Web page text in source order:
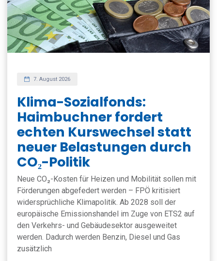
7. August 2026
Klima-Sozialfonds:
Haimbuchner fordert
echten Kurswechsel statt
neuer Belastungen durch
CO₂-Politik
Neue CO₂-Kosten für Heizen und Mobilität sollen mit
Förderungen abgefedert werden – FPÖ kritisiert
widersprüchliche Klimapolitik. Ab 2028 soll der
europäische Emissionshandel im Zuge von ETS2 auf
den Verkehrs- und Gebäudesektor ausgeweitet
werden. Dadurch werden Benzin, Diesel und Gas
zusätzlich